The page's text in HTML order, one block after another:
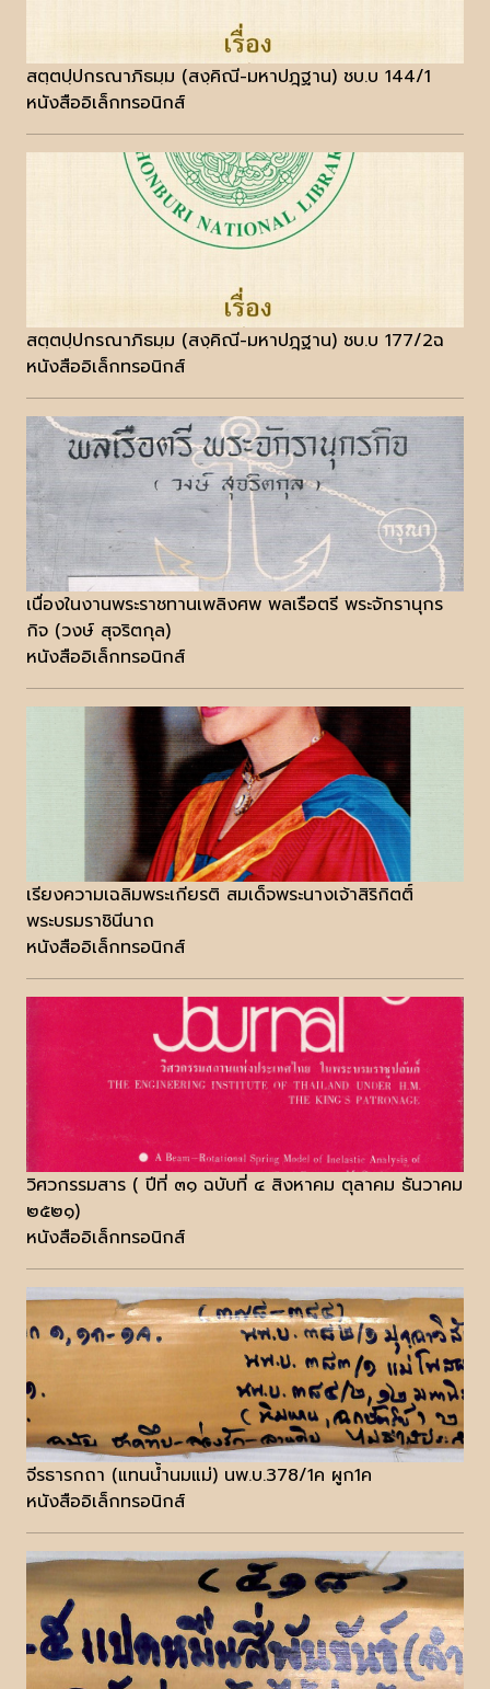
สตฺตปฺปกรณาภิธมฺม (สงฺคิณี-มหาปฎฺฐาน) ชบ.บ 144/1
หนังสืออิเล็กทรอนิกส์
สตฺตปฺปกรณาภิธมฺม (สงฺคิณี-มหาปฎฺฐาน) ชบ.บ 177/2ฉ
หนังสืออิเล็กทรอนิกส์
เนื่องในงานพระราชทานเพลิงศพ พลเรือตรี พระจักรานุกร
กิจ (วงษ์ สุจริตกุล)
หนังสืออิเล็กทรอนิกส์
เรียงความเฉลิมพระเกียรติ สมเด็จพระนางเจ้าสิริกิตติ์
พระบรมราชินีนาถ
หนังสืออิเล็กทรอนิกส์
วิศวกรรมสาร ( ปีที่ ๓๑ ฉบับที่ ๔ สิงหาคม ตุลาคม ธันวาคม
๒๕๒๑)
หนังสืออิเล็กทรอนิกส์
จีรธารกถา (แทนน้ำนมแม่) นพ.บ.378/1ค ผูก1ค
หนังสืออิเล็กทรอนิกส์